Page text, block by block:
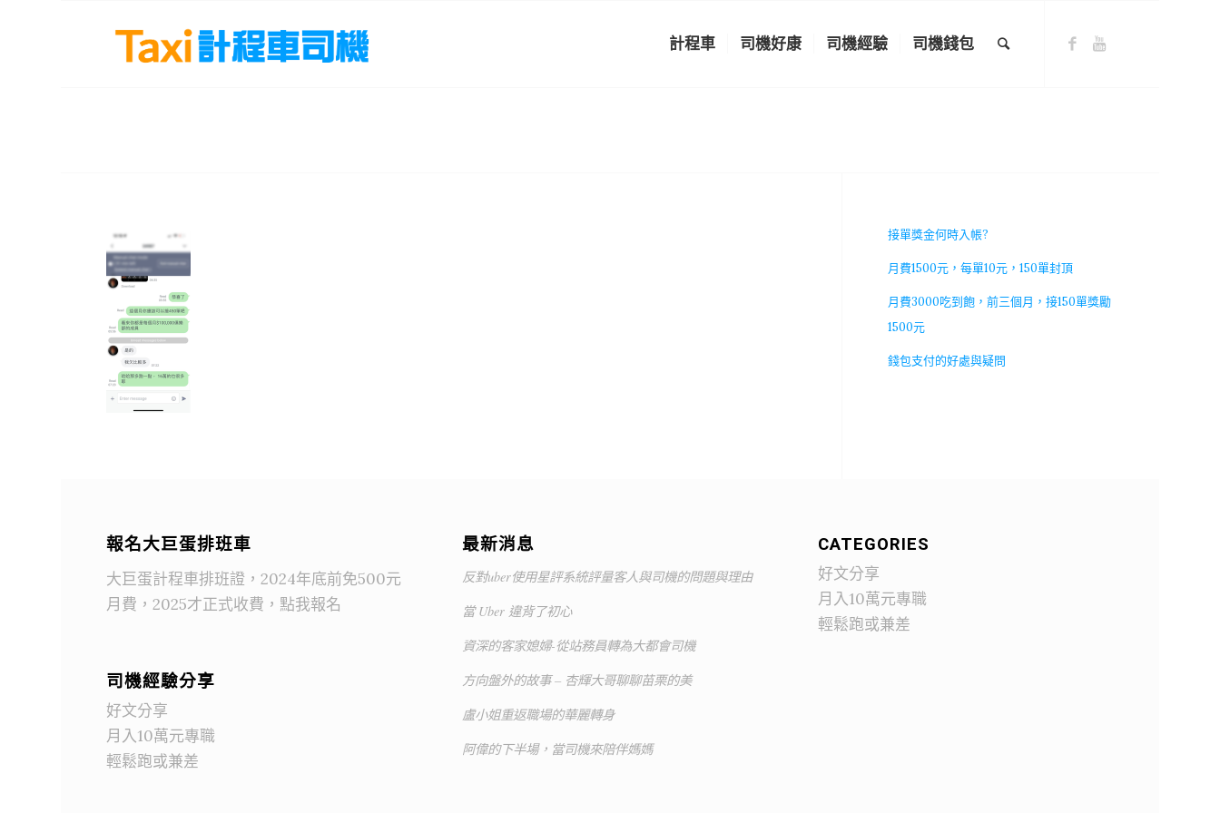
計程車 司機好康 司機經驗 司機錢包
接單獎金何時入帳?
月費1500元，每單10元，150單封頂
月費3000吃到飽，前三個月，接150單獎勵
1500元
錢包支付的好處與疑問
報名大巨蛋排班車
大巨蛋計程車排班證，2024年底前免500元
月費，2025才正式收費，點我報名
司機經驗分享
好文分享
月入10萬元專職
輕鬆跑或兼差
最新消息
反對uber使用星評系統評量客人與司機的問題與理由
當 Uber 違背了初心
資深的客家媳婦-從站務員轉為大都會司機
方向盤外的故事 – 杏輝大哥聊聊苗栗的美
盧小姐重返職場的華麗轉身
阿偉的下半場，當司機來陪伴媽媽
CATEGORIES
好文分享
月入10萬元專職
輕鬆跑或兼差